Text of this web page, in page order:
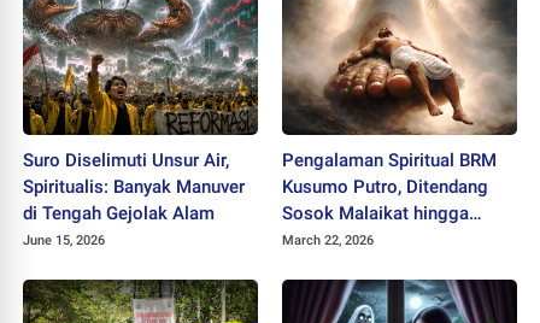
Suro Diselimuti Unsur Air,
Spiritualis: Banyak Manuver
di Tengah Gejolak Alam
June 15, 2026
Pengalaman Spiritual BRM
Kusumo Putro, Ditendang
Sosok Malaikat hingga
Lolos dari Maut
March 22, 2026